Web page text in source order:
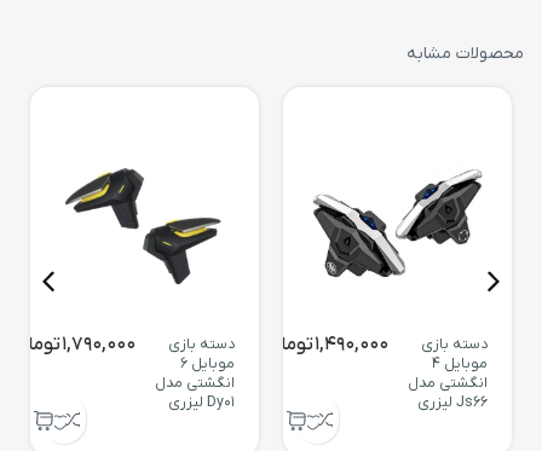
محصولات مشابه
دسته بازی
موبایل 4
انگشتی مدل
Js66 لیزری
1,490,000تومان
دسته بازی
موبایل 6
انگشتی مدل
Dy01 لیزری
1,790,000تومان